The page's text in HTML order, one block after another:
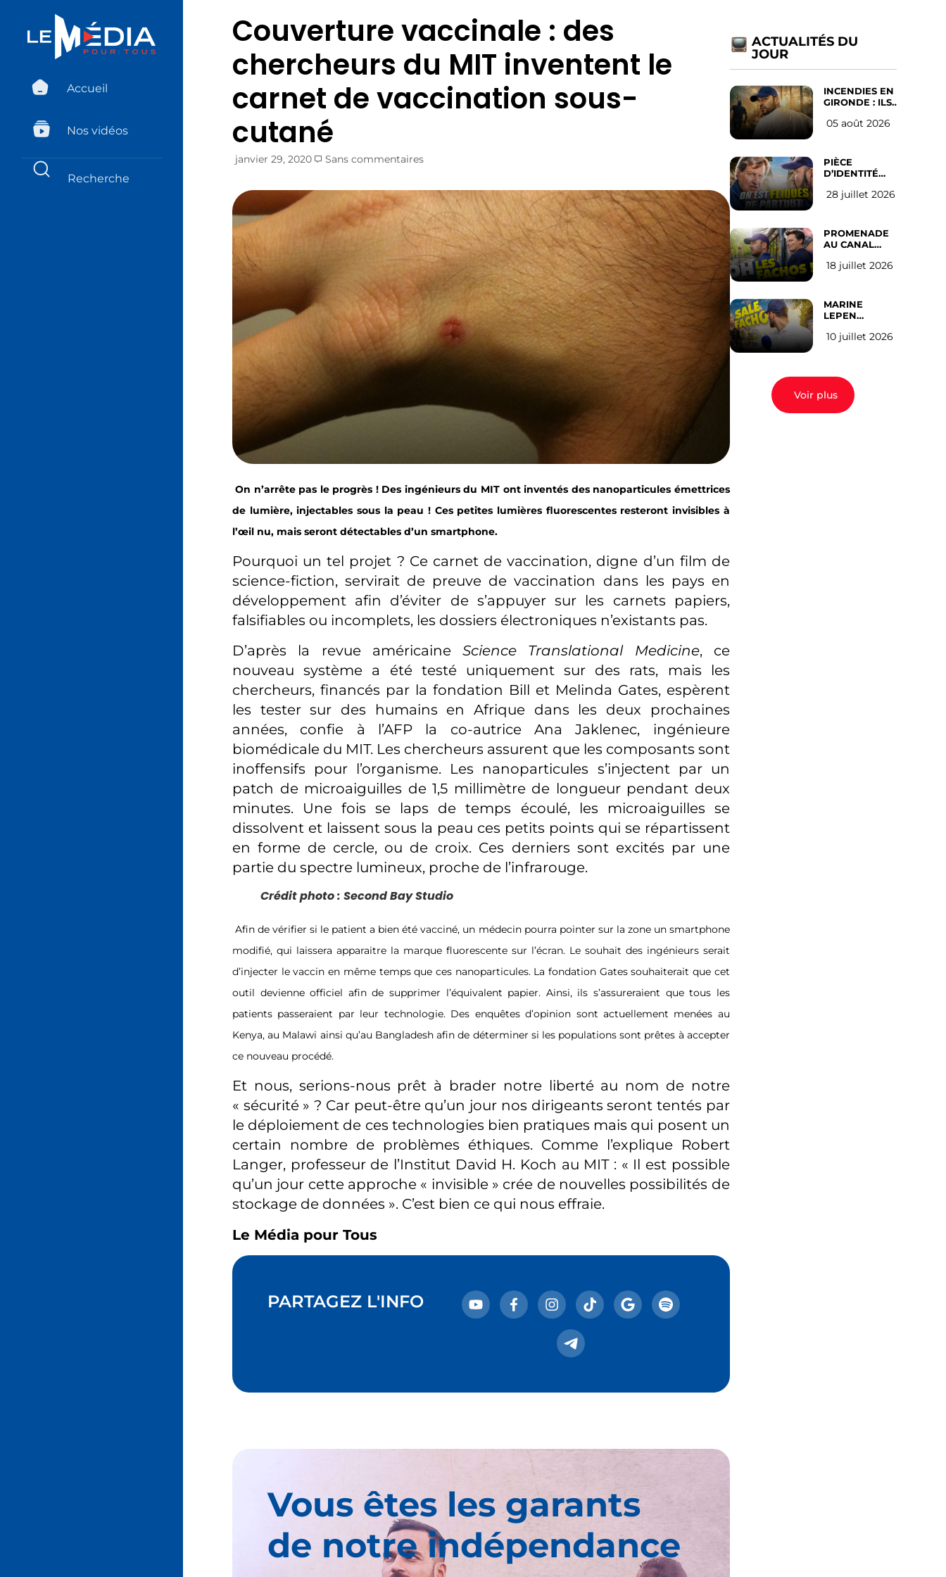
Accueil
Nos vidéos
Couverture vaccinale : des
chercheurs du MIT inventent le
carnet de vaccination sous-
cutané
janvier 29, 2020 Sans commentaires
On n’arrête pas le progrès ! Des ingénieurs du MIT ont inventés des nanoparticules émettrices
de lumière, injectables sous la peau ! Ces petites lumières fluorescentes resteront invisibles à
l’œil nu, mais seront détectables d’un smartphone.
Pourquoi un tel projet ? Ce carnet de vaccination, digne d’un film de
science-fiction, servirait de preuve de vaccination dans les pays en
développement afin d’éviter de s’appuyer sur les carnets papiers,
falsifiables ou incomplets, les dossiers électroniques n’existants pas.
D’après la revue américaineScience Translational Medicine, ce
nouveau système a été testé uniquement sur des rats, mais les
chercheurs, financés par la fondation Bill et Melinda Gates, espèrent
les tester sur des humains en Afrique dans les deux prochaines
années, confie à l’AFP la co-autrice Ana Jaklenec, ingénieure
biomédicale du MIT. Les chercheurs assurent que les composants sont
inoffensifs pour l’organisme. Les nanoparticules s’injectent par un
patch de microaiguilles de 1,5 millimètre de longueur pendant deux
minutes. Une fois se laps de temps écoulé, les microaiguilles se
dissolvent et laissent sous la peau ces petits points qui se répartissent
en forme de cercle, ou de croix. Ces derniers sont excités par une
partie du spectre lumineux, proche de l’infrarouge.
Crédit photo : Second Bay Studio
Afin de vérifier si le patient a bien été vacciné, un médecin pourra pointer sur la zone un smartphone
modifié, qui laissera apparaitre la marque fluorescente sur l’écran. Le souhait des ingénieurs serait
d’injecter le vaccin en même temps que ces nanoparticules. La fondation Gates souhaiterait que cet
outil devienne officiel afin de supprimer l’équivalent papier. Ainsi, ils s’assureraient que tous les
patients passeraient par leur technologie. Des enquêtes d’opinion sont actuellement menées au
Kenya, au Malawi ainsi qu’au Bangladesh afin de déterminer si les populations sont prêtes à accepter
ce nouveau procédé.
Et nous, serions-nous prêt à brader notre liberté au nom de notre
« sécurité » ? Car peut-être qu’un jour nos dirigeants seront tentés par
le déploiement de ces technologies bien pratiques mais qui posent un
certain nombre de problèmes éthiques. Comme l’explique Robert
Langer, professeur de l’Institut David H. Koch au MIT : « Il est possible
qu’un jour cette approche « invisible » crée de nouvelles possibilités de
stockage de données ». C’est bien ce qui nous effraie.
Le Média pour Tous
PARTAGEZ L'INFO
Vous êtes les garants
de notre indépendance
ACTUALITÉS DU
JOUR
INCENDIES EN
GIRONDE : ILS
D’ABANDONNER
05 août 2026
PIÈCE
D’IDENTITÉ
SUR LES
l’avis des
Français
28 juillet 2026
PROMENADE
AU CANAL
(les gauchistes
18 juillet 2026
MARINE
LEPEN
EN 2027 : l’avis
10 juillet 2026
Voir plus